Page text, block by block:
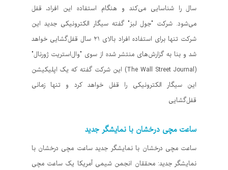
سال را شناسایی می‌کند و هنگام استفاده این افراد، قفل
می‌شود. شرکت "جول لبز" گفته سیگار الکترونیکی جدید این
شرکت تنها برای استفاده افراد بالای ۲۱ سال قفل‌گشایی خواهد
شد و بنا به گزارش‌های منتشر شده از سوی "وال‌استریت ژورنال"
(The Wall Street Journal) این شرکت گفته که یک اپلیکیشن
این سیگار الکترونیکی را قفل خواهد کرد و تنها زمانی
قفل‌گشایی
ساعت مچی درخشان با نمایشگر جدید
ساعت مچی درخشان با نمایشگر جدید ساعت مچی درخشان با
نمایشگر جدید: محققان انجمن شیمی آمریکا یک ساعت مچی